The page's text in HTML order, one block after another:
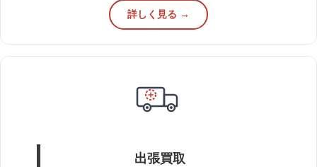
詳しく見る →
出張買取